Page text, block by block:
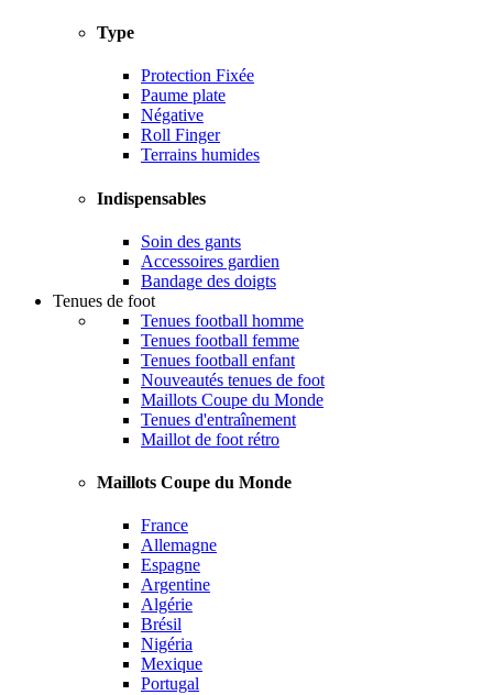
Type
Protection Fixée
Paume plate
Négative
Roll Finger
Terrains humides
Indispensables
Soin des gants
Accessoires gardien
Bandage des doigts
Tenues de foot
Tenues football homme
Tenues football femme
Tenues football enfant
Nouveautés tenues de foot
Maillots Coupe du Monde
Tenues d'entraînement
Maillot de foot rétro
Maillots Coupe du Monde
France
Allemagne
Espagne
Argentine
Algérie
Brésil
Nigéria
Mexique
Portugal